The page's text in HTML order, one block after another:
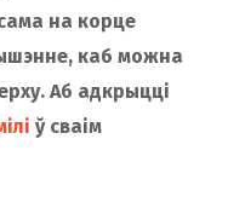
на корце
каб можна
Аб адкрыцці
ў сваім